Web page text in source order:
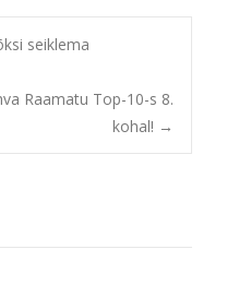
seiklema
Raamatu Top-10-s 8.
kohal! →